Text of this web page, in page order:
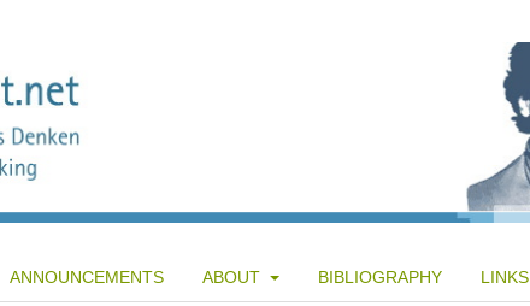
ANNOUNCEMENTS ABOUT BIBLIOGRAPHY LINKS